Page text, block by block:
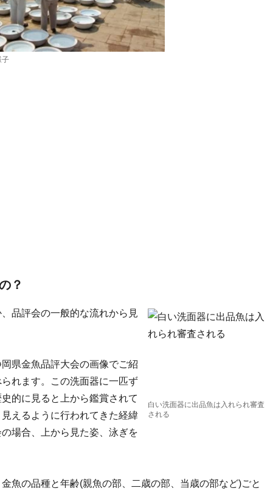
子
？
白い洗面器に出品魚は入れられ審査
される
品評会の一般的な流れから見
県金魚品評大会の画像でご紹
れます。この洗面器に一匹ず
的に見ると上から鑑賞されて
えるように行われてきた経緯
場合、上から見た姿、泳ぎを
魚の品種と年齢(親魚の部、二歳の部、当歳の部など)ごと